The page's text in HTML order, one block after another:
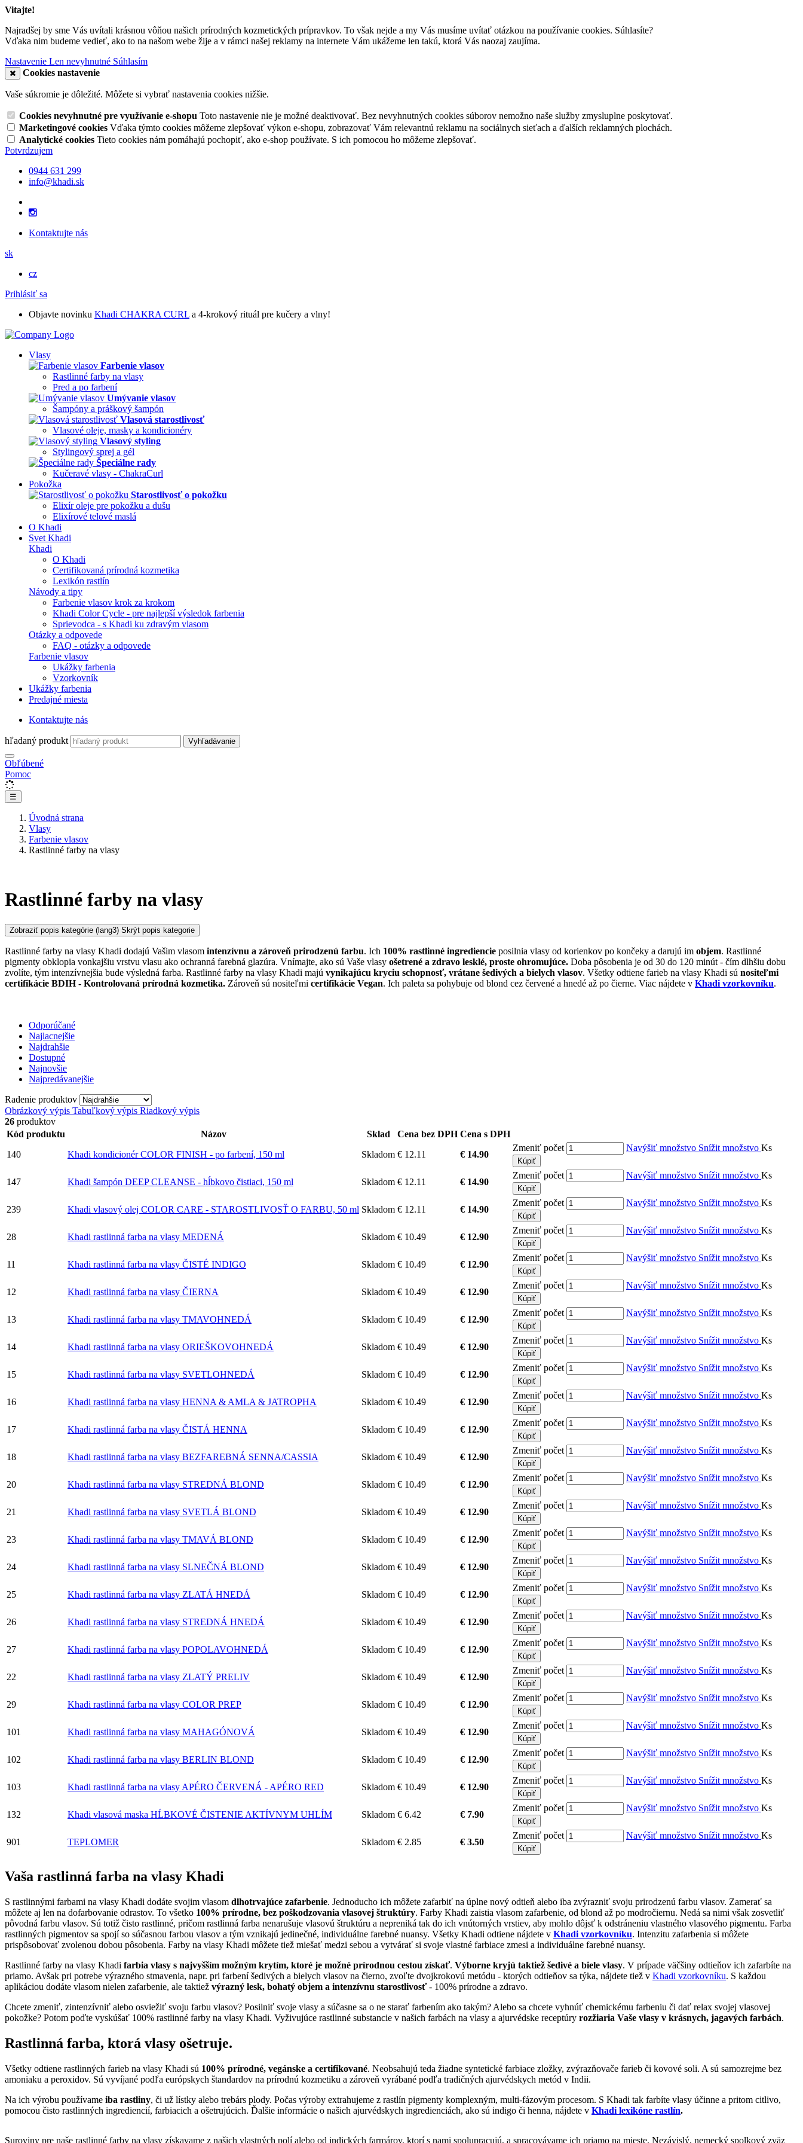
Vitajte!
Najradšej by sme Vás uvítali krásnou vôňou našich prírodných kozmetických prípravkov. To však nejde a my Vás musíme uvítať otázkou na používanie cookies. Súhlasíte?
Vďaka nim budeme vedieť, ako to na našom webe žije a v rámci našej reklamy na internete Vám ukážeme len takú, ktorá Vás naozaj zaujíma.
Nastavenie Len nevyhnutné Súhlasím
Cookies nastavenie
Vaše súkromie je dôležité. Môžete si vybrať nastavenia cookies nižšie.
Cookies nevyhnutné pre využívanie e-shopu Toto nastavenie nie je možné deaktivovať. Bez nevyhnutných cookies súborov nemožno naše služby zmysluplne poskytovať.
Marketingové cookies Vďaka týmto cookies môžeme zlepšovať výkon e-shopu, zobrazovať Vám relevantnú reklamu na sociálnych sieťach a ďalších reklamných plochách.
Analytické cookies Tieto cookies nám pomáhajú pochopiť, ako e-shop používate. S ich pomocou ho môžeme zlepšovať.
Potvrdzujem
0944 631 299
info@khadi.sk
Kontaktujte nás
sk
cz
Prihlásiť sa
Objavte novinku Khadi CHAKRA CURL a 4-krokový rituál pre kučery a vlny!
Vlasy
Farbenie vlasov
Rastlinné farby na vlasy
Pred a po farbení
Umývanie vlasov
Šampóny a práškový šampón
Vlasová starostlivosť
Vlasové oleje, masky a kondicionéry
Vlasový styling
Stylingový sprej a gél
Špeciálne rady
Kučeravé vlasy - ChakraCurl
Pokožka
Starostlivosť o pokožku
Elixír oleje pre pokožku a dušu
Elixírové telové maslá
O Khadi
Svet Khadi
Khadi
O Khadi
Certifikovaná prírodná kozmetika
Lexikón rastlín
Návody a tipy
Farbenie vlasov krok za krokom
Khadi Color Cycle - pre najlepší výsledok farbenia
Sprievodca - s Khadi ku zdravým vlasom
Otázky a odpovede
FAQ - otázky a odpovede
Farbenie vlasov
Ukážky farbenia
Vzorkovník
Ukážky farbenia
Predajné miesta
Kontaktujte nás
hľadaný produkt Vyhľadávanie
Obľúbené
Pomoc
☰
Úvodná strana
Vlasy
Farbenie vlasov
Rastlinné farby na vlasy
Rastlinné farby na vlasy
Zobraziť popis kategórie (lang3) Skrýt popis kategorie
Rastlinné farby na vlasy Khadi dodajú Vašim vlasom intenzívnu a zároveň prirodzenú farbu. Ich 100% rastlinné ingrediencie posilnia vlasy od korienkov po končeky a darujú im objem. Rastlinné
pigmenty obklopia vonkajšiu vrstvu vlasu ako ochranná farebná glazúra. Vnímajte, ako sú Vaše vlasy ošetrené a zdravo lesklé, proste ohromujúce. Doba pôsobenia je od 30 do 120 minút - čím dlhšiu dobu
zvolíte, tým intenzívnejšia bude výsledná farba. Rastlinné farby na vlasy Khadi majú vynikajúcu kryciu schopnosť, vrátane šedivých a bielych vlasov. Všetky odtiene farieb na vlasy Khadi sú nositeľmi
certifikácie BDIH - Kontrolovaná prírodná kozmetika. Zároveň sú nositeľmi certifikácie Vegan. Ich paleta sa pohybuje od blond cez červené a hnedé až po čierne. Viac nájdete v Khadi vzorkovníku.
Odporúčané
Najlacnejšie
Najdrahšie
Dostupné
Najnovšie
Najpredávanejšie
Radenie produktov
Obrázkový výpis Tabuľkový výpis Riadkový výpis
26 produktov
Kód produktu
Názov Sklad Cena bez DPH Cena s DPH
140
Khadi kondicionér COLOR FINISH - po farbení, 150 ml Skladom € 12.11 € 14.90
Zmeniť počet Navýšiť množstvo Snížit množstvo Ks
Kúpiť
147 Khadi šampón DEEP CLEANSE - hĺbkovo čistiaci, 150 ml Skladom € 12.11 € 14.90
Zmeniť počet Navýšiť množstvo Snížit množstvo Ks
Kúpiť
239 Khadi vlasový olej COLOR CARE - STAROSTLIVOSŤ O FARBU, 50 ml Skladom € 12.11 € 14.90
Zmeniť počet Navýšiť množstvo Snížit množstvo Ks
Kúpiť
28 Khadi rastlinná farba na vlasy MEDENÁ Skladom € 10.49 € 12.90
Zmeniť počet Navýšiť množstvo Snížit množstvo Ks
Kúpiť
11 Khadi rastlinná farba na vlasy ČISTÉ INDIGO Skladom € 10.49 € 12.90
Zmeniť počet Navýšiť množstvo Snížit množstvo Ks
Kúpiť
12 Khadi rastlinná farba na vlasy ČIERNA Skladom € 10.49 € 12.90
Zmeniť počet Navýšiť množstvo Snížit množstvo Ks
Kúpiť
13 Khadi rastlinná farba na vlasy TMAVOHNEDÁ Skladom € 10.49 € 12.90
Zmeniť počet Navýšiť množstvo Snížit množstvo Ks
Kúpiť
14 Khadi rastlinná farba na vlasy ORIEŠKOVOHNEDÁ Skladom € 10.49 € 12.90
Zmeniť počet Navýšiť množstvo Snížit množstvo Ks
Kúpiť
15 Khadi rastlinná farba na vlasy SVETLOHNEDÁ Skladom € 10.49 € 12.90
Zmeniť počet Navýšiť množstvo Snížit množstvo Ks
Kúpiť
16 Khadi rastlinná farba na vlasy HENNA & AMLA & JATROPHA Skladom € 10.49 € 12.90
Zmeniť počet Navýšiť množstvo Snížit množstvo Ks
Kúpiť
17 Khadi rastlinná farba na vlasy ČISTÁ HENNA Skladom € 10.49 € 12.90
Zmeniť počet Navýšiť množstvo Snížit množstvo Ks
Kúpiť
18 Khadi rastlinná farba na vlasy BEZFAREBNÁ SENNA/CASSIA Skladom € 10.49 € 12.90
Zmeniť počet Navýšiť množstvo Snížit množstvo Ks
Kúpiť
20 Khadi rastlinná farba na vlasy STREDNÁ BLOND Skladom € 10.49 € 12.90
Zmeniť počet Navýšiť množstvo Snížit množstvo Ks
Kúpiť
21 Khadi rastlinná farba na vlasy SVETLÁ BLOND Skladom € 10.49 € 12.90
Zmeniť počet Navýšiť množstvo Snížit množstvo Ks
Kúpiť
23 Khadi rastlinná farba na vlasy TMAVÁ BLOND Skladom € 10.49 € 12.90
Zmeniť počet Navýšiť množstvo Snížit množstvo Ks
Kúpiť
24 Khadi rastlinná farba na vlasy SLNEČNÁ BLOND Skladom € 10.49 € 12.90
Zmeniť počet Navýšiť množstvo Snížit množstvo Ks
Kúpiť
25 Khadi rastlinná farba na vlasy ZLATÁ HNEDÁ Skladom € 10.49 € 12.90
Zmeniť počet Navýšiť množstvo Snížit množstvo Ks
Kúpiť
26 Khadi rastlinná farba na vlasy STREDNÁ HNEDÁ Skladom € 10.49 € 12.90
Zmeniť počet Navýšiť množstvo Snížit množstvo Ks
Kúpiť
27 Khadi rastlinná farba na vlasy POPOLAVOHNEDÁ Skladom € 10.49 € 12.90
Zmeniť počet Navýšiť množstvo Snížit množstvo Ks
Kúpiť
22 Khadi rastlinná farba na vlasy ZLATÝ PRELIV Skladom € 10.49 € 12.90
Zmeniť počet Navýšiť množstvo Snížit množstvo Ks
Kúpiť
29 Khadi rastlinná farba na vlasy COLOR PREP Skladom € 10.49 € 12.90
Zmeniť počet Navýšiť množstvo Snížit množstvo Ks
Kúpiť
101 Khadi rastlinná farba na vlasy MAHAGÓNOVÁ Skladom € 10.49 € 12.90
Zmeniť počet Navýšiť množstvo Snížit množstvo Ks
Kúpiť
102 Khadi rastlinná farba na vlasy BERLIN BLOND Skladom € 10.49 € 12.90
Zmeniť počet Navýšiť množstvo Snížit množstvo Ks
Kúpiť
103 Khadi rastlinná farba na vlasy APÉRO ČERVENÁ - APÉRO RED Skladom € 10.49 € 12.90
Zmeniť počet Navýšiť množstvo Snížit množstvo Ks
Kúpiť
132 Khadi vlasová maska HĹBKOVÉ ČISTENIE AKTÍVNYM UHLÍM Skladom € 6.42 € 7.90
Zmeniť počet Navýšiť množstvo Snížit množstvo Ks
Kúpiť
901 TEPLOMER Skladom € 2.85 € 3.50
Zmeniť počet Navýšiť množstvo Snížit množstvo Ks
Kúpiť
Vaša rastlinná farba na vlasy Khadi
S rastlinnými farbami na vlasy Khadi dodáte svojim vlasom dlhotrvajúce zafarbenie. Jednoducho ich môžete zafarbiť na úplne nový odtieň alebo iba zvýrazniť svoju prirodzenú farbu vlasov. Zamerať sa
môžete aj len na dofarbovanie odrastov. To všetko 100% prírodne, bez poškodzovania vlasovej štruktúry. Farby Khadi zaistia vlasom zafarbenie, od blond až po modročiernu. Nedá sa nimi však zosvetliť
pôvodná farbu vlasov. Sú totiž čisto rastlinné, pričom rastlinná farba nenarušuje vlasovú štruktúru a nepreniká tak do ich vnútorných vrstiev, aby mohlo dôjsť k odstráneniu vlastného vlasového pigmentu. Farba
rastlinných pigmentov sa spojí so súčasnou farbou vlasov a tým vznikajú jedinečné, individuálne farebné nuansy. Všetky Khadi odtiene nájdete v Khadi vzorkovníku. Intenzitu zafarbenia si môžete
prispôsobovať zvolenou dobou pôsobenia. Farby na vlasy Khadi môžete tiež miešať medzi sebou a vytvárať si svoje vlastné farbiace zmesi a individuálne farebné nuansy.
Rastlinné farby na vlasy Khadi farbia vlasy s najvyšším možným krytím, ktoré je možné prírodnou cestou získať. Výborne kryjú taktiež šedivé a biele vlasy. V prípade väčšiny odtieňov ich zafarbíte na
priamo. Avšak pri potrebe výrazného stmavenia, napr. pri farbení šedivých a bielych vlasov na čierno, zvoľte dvojkrokovú metódu - ktorých odtieňov sa týka, nájdete tiež v Khadi vzorkovníku. S každou
aplikáciou dodáte vlasom nielen zafarbenie, ale taktiež výrazný lesk, bohatý objem a intenzívnu starostlivosť- 100% prírodne a zdravo.
Chcete zmeniť, zintenzívniť alebo osviežiť svoju farbu vlasov? Posilniť svoje vlasy a súčasne sa o ne starať farbením ako takým? Alebo sa chcete vyhnúť chemickému farbeniu či dať relax svojej vlasovej
pokožke? Potom poďte vyskúšať 100% rastlinné farby na vlasy Khadi. Vyživujúce rastlinné substancie v našich farbách na vlasy a ajurvédske receptúry rozžiaria Vaše vlasy v krásnych, jagavých farbách.
Rastlinná farba, ktorá vlasy ošetruje.
Všetky odtiene rastlinných farieb na vlasy Khadi sú 100% prírodné, vegánske a certifikované. Neobsahujú teda žiadne syntetické farbiace zložky, zvýrazňovače farieb či kovové soli. A sú samozrejme bez
amoniaku a peroxidov. Sú vyvíjané podľa európskych štandardov na prírodnú kozmetiku a zároveň vyrábané podľa tradičných ajurvédskych metód v Indii.
Na ich výrobu používame iba rastliny, či už lístky alebo trebárs plody. Počas výroby extrahujeme z rastlín pigmenty komplexným, multi-fázovým procesom. S Khadi tak farbíte vlasy účinne a pritom citlivo,
pomocou čisto rastlinných ingrediencií, farbiacich a ošetrujúcich. Ďalšie informácie o našich ajurvédskych ingredienciách, ako sú indigo či henna, nájdete v Khadi lexikóne rastlín.
Suroviny pre naše rastlinné farby na vlasy získavame z našich vlastných polí alebo od indických farmárov, ktorí s nami spolupracujú, a spracovávame ich priamo na mieste. Nezávislý, nemecký spolkový zväz